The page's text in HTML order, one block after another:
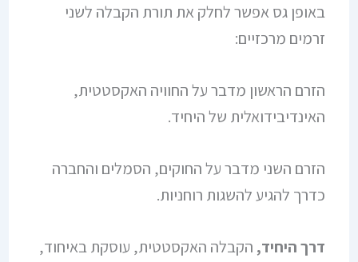
באופן גס אפשר לחלק את תורת הקבלה לשני
זרמים מרכזיים:
הזרם הראשון מדבר על החוויה האקסטטית,
האינדיבידואלית של היחיד.
הזרם השני מדבר על החוקים, הסמלים והחברה
כדרך להגיע להשגות רוחניות.
דרך היחיד, הקבלה האקסטטית, עוסקת באיחוד,